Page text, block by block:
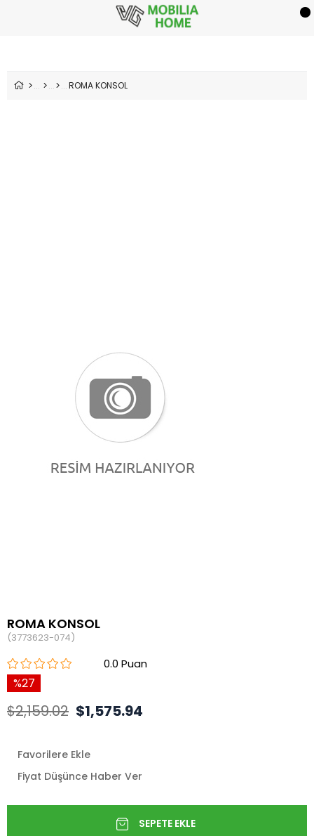
ROMA KONSOL
ROMA KONSOL
(3773623-074)
0.0
27
$2,159.02 $1,575.94
Favorilere Ekle
Fiyat Düşünce Haber Ver